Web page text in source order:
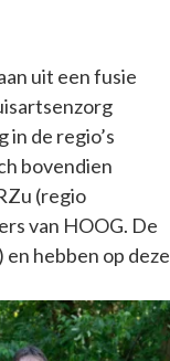
uit een fusie
de regio’s
bovendien
(regio
van HOOG. De
hebben op deze